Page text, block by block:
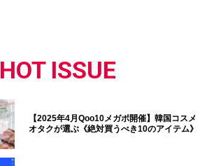
HOT ISSUE
【2025年4月Qoo10メガポ開催】韓国コスメ
オタクが選ぶ《絶対買うべき10のアイテム》